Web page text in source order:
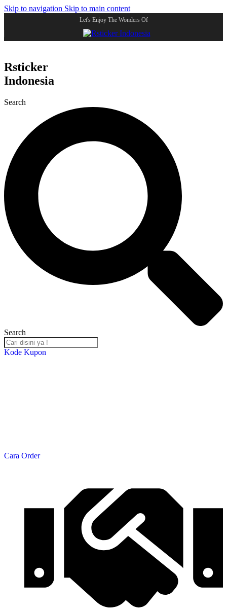
Skip to navigation Skip to main content
Let's Enjoy The Wonders Of
Rsticker
Indonesia
Search
Search
Kode Kupon
Cara Order